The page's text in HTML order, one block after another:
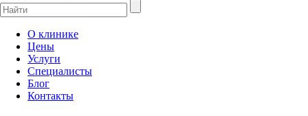
О клинике
Цены
Услуги
Специалисты
Блог
Контакты